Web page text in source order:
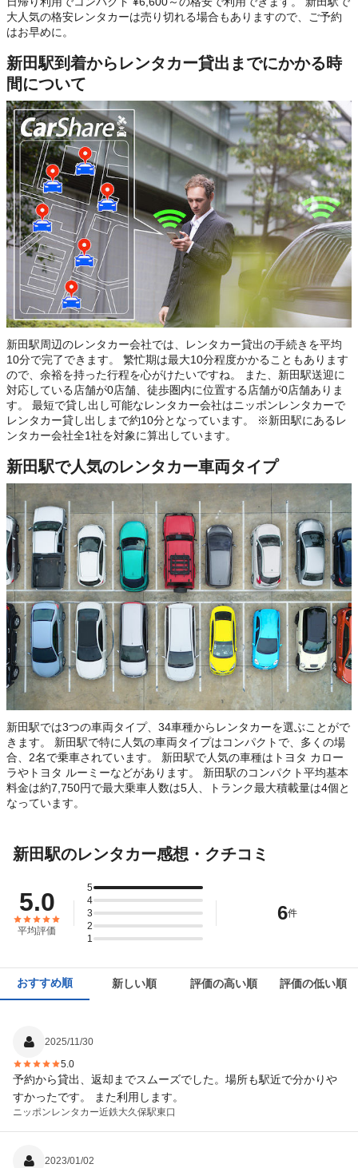
大人気の格安レンタカーは売り切れる場合もありますので、ご予約
はお早めに。
新田駅到着からレンタカー貸出までにかかる時
間について
新田駅周辺のレンタカー会社では、レンタカー貸出の手続きを平均
10分で完了できます。 繁忙期は最大10分程度かかることもあります
ので、余裕を持った行程を心がけたいですね。 また、新田駅送迎に
対応している店舗が0店舗、徒歩圏内に位置する店舗が0店舗ありま
す。 最短で貸し出し可能なレンタカー会社はニッポンレンタカーで
レンタカー貸し出しまで約10分となっています。 ※新田駅にあるレ
ンタカー会社全1社を対象に算出しています。
新田駅で人気のレンタカー車両タイプ
新田駅では3つの車両タイプ、34車種からレンタカーを選ぶことがで
きます。 新田駅で特に人気の車両タイプはコンパクトで、多くの場
合、2名で乗車されています。 新田駅で人気の車種はトヨタ カロー
ラやトヨタ ルーミーなどがあります。 新田駅のコンパクト平均基本
料金は約7,750円で最大乗車人数は5人、トランク最大積載量は4個と
なっています。
新田駅のレンタカー感想・クチコミ
5.0
平均評価
5
4
3
2
1
6件
おすすめ順 新しい順 評価の高い順 評価の低い順
2025/11/30
5.0
予約から貸出、返却までスムーズでした。場所も駅近で分かりや
すかったです。 また利用します。
ニッポンレンタカー近鉄大久保駅東口
2023/01/02